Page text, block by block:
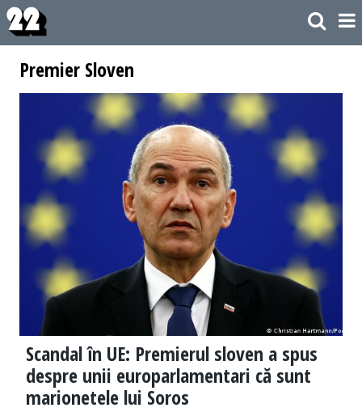
Premier Sloven
Scandal în UE: Premierul sloven a spus
despre unii europarlamentari că sunt
marionetele lui Soros